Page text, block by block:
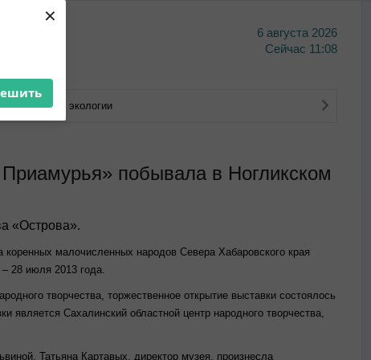
×
6 августа 2026
Сейчас 11:08
экологии
побывала в Ногликском
«Острова».
коренных малочисленных народов Севера Хабаровского края
28 июля 2013 года.
творчества, торжественное открытие выставки состоялось
является Сахалинский областной центр народного творчества,
Татьяна Картавых, директор музея, произнесла